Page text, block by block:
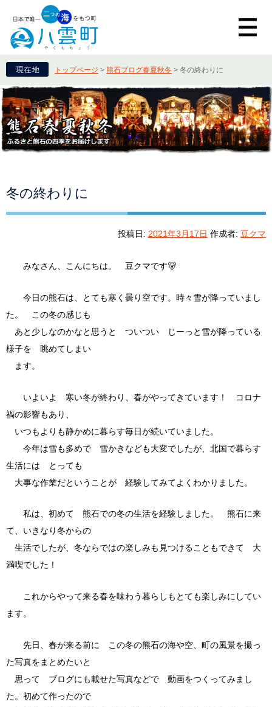
トップページ > 熊石ブログ春夏秋冬 > 冬の終わりに
冬の終わりに
投稿日: 2021年3月17日 作成者: 豆クマ
みなさん、こんにちは。 豆クマです🐻
今日の熊石は、とても寒く曇り空です。時々雪が降っていまし
た。 この冬の感じも
あと少しなのかなと思うと ついつい じーっと雪が降っている
様子を 眺めてしまい
ます。
いよいよ 寒い冬が終わり、春がやってきています！ コロナ
禍の影響もあり、
いつもよりも静かめに暮らす毎日が続いていました。
今年は雪も多めで 雪かきなども大変でしたが、北国で暮らす
生活には とっても
大事な作業だということが 経験してみてよくわかりました。
私は、初めて 熊石での冬の生活を経験しました。 熊石に来
て、いきなり冬からの
生活でしたが、冬ならではの楽しみも見つけることもできて 大
満喫でした！
これからやって来る春を味わう暮らしもとても楽しみにしてい
ます。
先日、春が来る前に この冬の熊石の海や空、町の風景を撮っ
た写真をまとめたいと
思って ブログにも載せた写真などで 動画をつくってみまし
た。初めて作ったので